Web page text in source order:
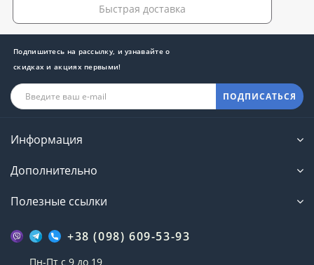
Быстрая доставка
Подпишитесь на рассылку, и узнавайте о
скидках и акциях первыми!
ПОДПИСАТЬСЯ
Информация
Дополнительно
Полезные ссылки
+38 (098) 609-53-93
Пн-Пт с 9 до 19